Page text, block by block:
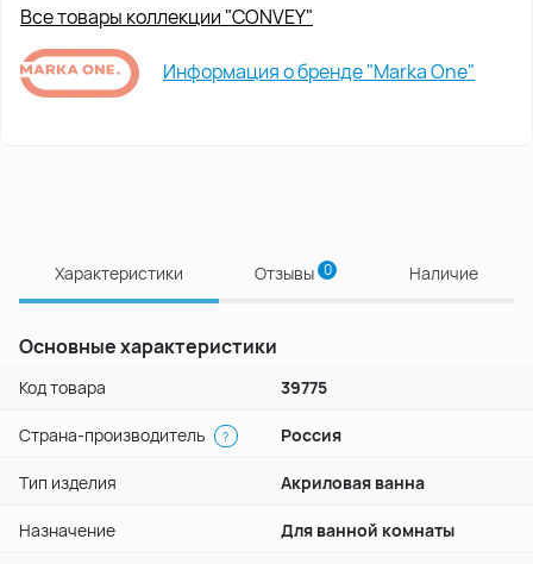
Все товары коллекции "CONVEY"
Информация о бренде "Marka One"
Характеристики Отзывы 0 Наличие
Основные характеристики
Код товара 39775
Страна-производитель ? Россия
Тип изделия Акриловая ванна
Назначение Для ванной комнаты